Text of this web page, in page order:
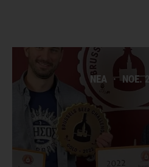
ΝΕΑ · ΝΟΕ.